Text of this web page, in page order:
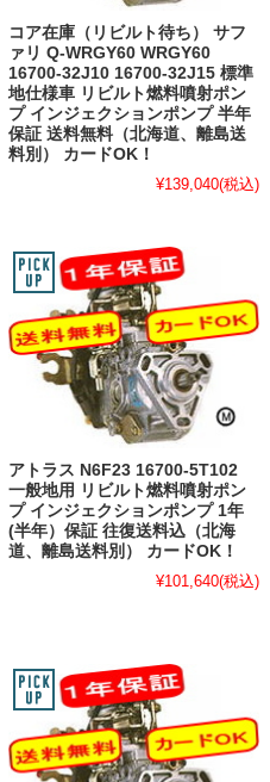
コア在庫（リビルト待ち） サフ
ァリ Q-WRGY60 WRGY60
16700-32J10 16700-32J15 標準
地仕様車 リビルト燃料噴射ポン
プ インジェクションポンプ 半年
保証 送料無料（北海道、離島送
料別） カードOK！
¥139,040(税込)
アトラス N6F23 16700-5T102
一般地用 リビルト燃料噴射ポン
プ インジェクションポンプ 1年
(半年）保証 往復送料込（北海
道、離島送料別） カードOK！
¥101,640(税込)